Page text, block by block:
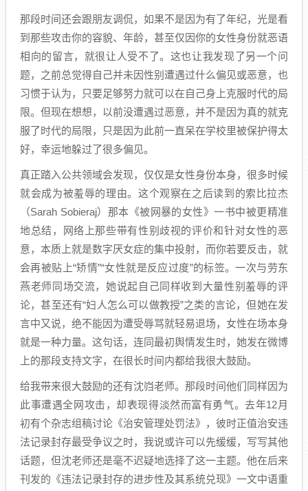
那段时间还会跟朋友调侃，如果不是因为有了年纪，光是看
到那些攻击你的容貌、年龄，甚至仅因你的女性身份就恶语
相向的留言，就很让人受不了。这也让我发现了另一个问
题，之前总觉得自己并未因性别遭遇过什么偏见或恶意，也
习惯于认为，只要足够努力就可以在自己身上克服时代的局
限。但现在想想，以前没遭遇过恶意，并不是因为真的就克
服了时代的局限，只是因为此前一直呆在学校里被保护得太
好，幸运地躲过了很多偏见。
真正踏入公共领域会发现，仅仅是女性身份本身，很多时候
就会成为被羞辱的理由。这个观察在之后读到的索比拉杰
（Sarah Sobieraj）那本《被网暴的女性》一书中被更精准
地总结，网络上那些带有性别歧视的评价和针对女性的恶
意，本质上就是数字厌女症的集中投射，而你若要反击，就
会再被贴上“矫情”“女性就是反应过度”的标签。一次与劳东
燕老师同场交流，她说起自己同样收到大量性别羞辱的评
论，甚至还有“妇人怎么可以做教授”之类的言论，但她在发
言中又说，绝不能因为遭受辱骂就轻易退场，女性在场本身
就是一种力量。这句话，连同最初舆情发生时，她发在微博
上的那段支持文字，在很长时间内都给我很大鼓励。
给我带来很大鼓励的还有沈岿老师。那段时间他们同样因为
此事遭遇全网攻击，却表现得淡然而富有勇气。去年12月
初有个杂志组稿讨论《治安管理处罚法》，彼时正值治安违
法记录封存最受争议之时，我说或许可以先缓缓，写写其他
话题，但沈老师还是毫不迟疑地选择了这一主题。他在后来
刊发的《违法记录封存的进步性及其系统兑现》一文中语重